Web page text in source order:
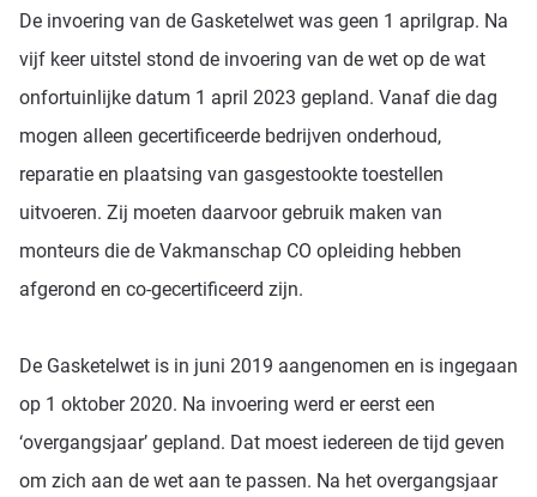
De invoering van de Gasketelwet was geen 1 aprilgrap. Na
vijf keer uitstel stond de invoering van de wet op de wat
onfortuinlijke datum 1 april 2023 gepland. Vanaf die dag
mogen alleen gecertificeerde bedrijven onderhoud,
reparatie en plaatsing van gasgestookte toestellen
uitvoeren. Zij moeten daarvoor gebruik maken van
monteurs die de Vakmanschap CO opleiding hebben
afgerond en co-gecertificeerd zijn.
De Gasketelwet is in juni 2019 aangenomen en is ingegaan
op 1 oktober 2020. Na invoering werd er eerst een
‘overgangsjaar’ gepland. Dat moest iedereen de tijd geven
om zich aan de wet aan te passen. Na het overgangsjaar